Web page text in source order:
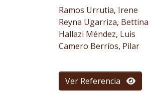
Ramos Urrutia, Irene
Reyna Ugarriza, Bettina
Hallazi Méndez, Luis
Camero Berríos, Pilar
Ver Referencia